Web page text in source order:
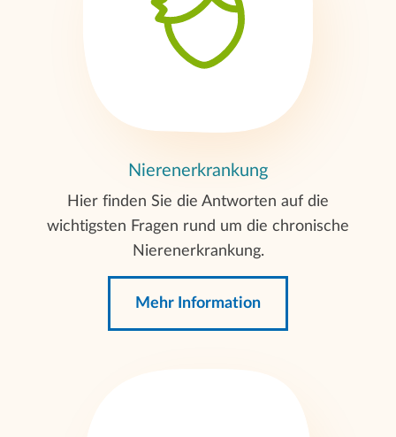
Nierenerkrankung
Hier finden Sie die Antworten auf die
wichtigsten Fragen rund um die chronische
Nierenerkrankung.
Mehr Information